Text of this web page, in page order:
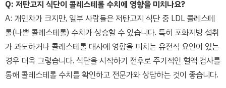
Q: 저탄고지 식단이 콜레스테롤 수치에 영향을 미치나요?
A: 개인차가 크지만, 일부 사람들은 저탄고지 식단 중 LDL 콜레스테
롤(나쁜 콜레스테롤) 수치가 상승할 수 있습니다. 특히 포화지방 섭취
가 과도하거나 콜레스테롤 대사에 영향을 미치는 유전적 요인이 있는
경우 더욱 그렇습니다. 식단을 시작하기 전후로 주기적인 혈액 검사를
통해 콜레스테롤 수치를 확인하고 전문가와 상담하는 것이 좋습니다.